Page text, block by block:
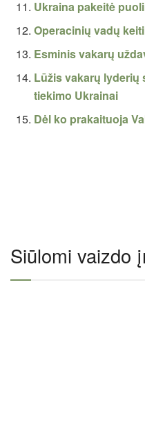
Ukraina pakeitė
Operacinių vadų
Esminis vakarų
Lūžis vakarų lyderių
tiekimo Ukrainai
Dėl ko prakaituoja
Siūlomi vaizdo